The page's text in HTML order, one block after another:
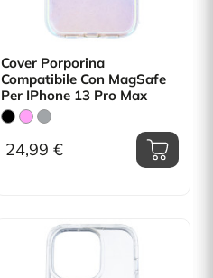
Cover Porporina
Compatibile Con MagSafe
Per IPhone 13 Pro Max
24,99 €